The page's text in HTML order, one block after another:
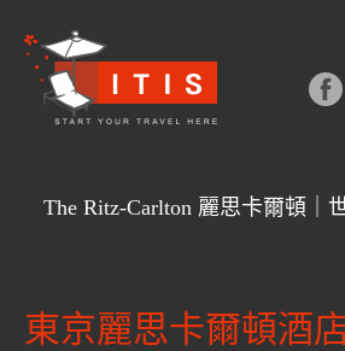
The Ritz-Carlton 麗思卡爾頓｜
東京麗思卡爾頓酒